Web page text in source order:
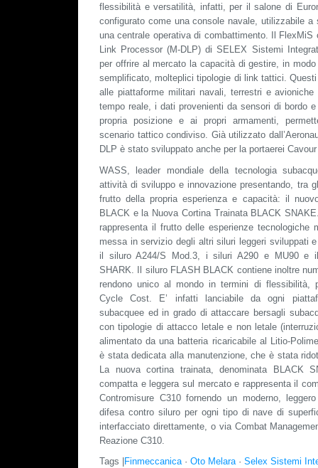
flessibilità e versatilità, infatti, per il salone di
configurato come una console navale, utilizzabile a
una centrale operativa di combattimento. Il FlexMiS
Link Processor (M-DLP) di SELEX Sistemi
per offrire al mercato la capacità di gestire, in
semplificato, molteplici tipologie di link tattici.
alle piattaforme militari navali, terrestri e
tempo reale, i dati provenienti da sensori di bordo
propria posizione e ai propri armamenti,
scenario tattico condiviso. Già utilizzato
DLP è stato sviluppato anche per la portaerei
WASS, leader mondiale della tecnologia
attività di sviluppo e innovazione presentando, tra
frutto della propria esperienza e capacità: il
BLACK e la Nuova Cortina Trainata BLACK
rappresenta il frutto delle esperienze tecnologiche
messa in servizio degli altri siluri leggeri sviluppati
il siluro A244/S Mod.3, i siluri A290 e MU90 e
SHARK. Il siluro FLASH BLACK contiene inoltre
rendono unico al mondo in termini di flessibilità,
Cycle Cost. E’ infatti lanciabile da ogni
subacquee ed in grado di attaccare bersagli
con tipologie di attacco letale e non letale
alimentato da una batteria ricaricabile al Litio-
è stata dedicata alla manutenzione, che è stata
La nuova cortina trainata, denominata BLACK
compatta e leggera sul mercato e rappresenta il
Contromisure C310 fornendo un moderno,
difesa contro siluro per ogni tipo di nave di
interfacciato direttamente, o via Combat
Reazione C310.
Tags |
Finmeccanica · Oto Melara · Selex Sistemi